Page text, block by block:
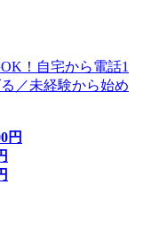
！自宅から電話1
／未経験から始め
円